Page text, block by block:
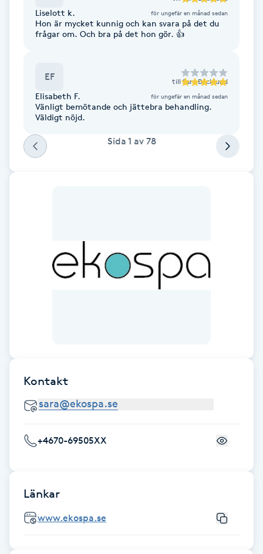
Fotsvamp
Fransborttagning
Fransfärgning
Fransförlängning
Fransförlängning Volym
Fransk manikyr
Friskvårdsmassage
Frisör
Funktionsanalys
Föning
Liselott k. för ungefär en månad sedan
Hon är mycket kunnig och kan svara på det du
frågar om. Och bra på det hon gör. 👍
EF till Sara Bäcklund
Elisabeth F. för ungefär en månad sedan
Vänligt bemötande och jättebra behandling.
Väldigt nöjd.
Sida 1 av 78
Kontakt
+4670-69505XX
Länkar
www.ekospa.se